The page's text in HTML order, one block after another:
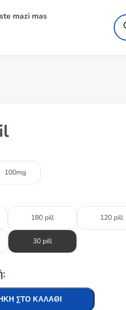
mazi mas
100mg
180 pill 120 pill
30 pill
ΣΤΟ ΚΑΛΆΘΙ